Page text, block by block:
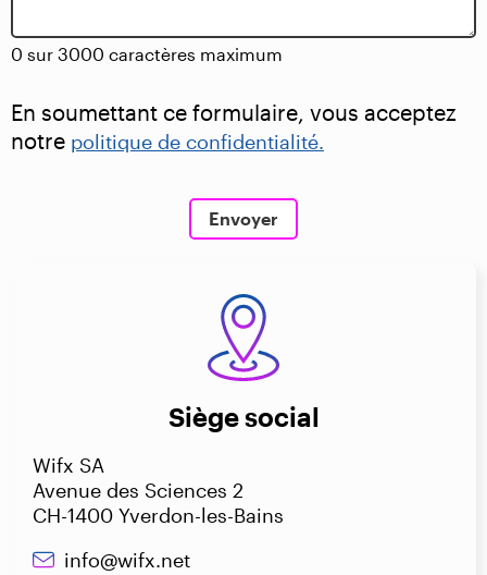
0 sur 3000 caractères maximum
En soumettant ce formulaire, vous acceptez
notre politique de confidentialité.
Siège social
Wifx SA
Avenue des Sciences 2
CH-1400 Yverdon-les-Bains
info@wifx.net